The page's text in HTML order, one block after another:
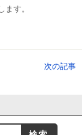
す。
次の記事